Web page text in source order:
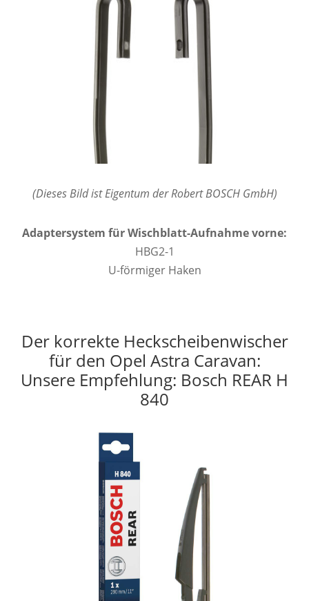
(Dieses Bild ist Eigentum der Robert BOSCH GmbH)
Adaptersystem für Wischblatt-Aufnahme vorne:
HBG2-1
U-förmiger Haken
Der korrekte Heckscheibenwischer
für den Opel Astra Caravan:
Unsere Empfehlung: Bosch REAR H
840